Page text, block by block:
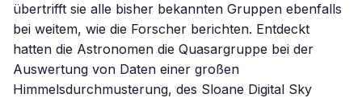
übertrifft sie alle bisher bekannten Gruppen ebenfalls
bei weitem, wie die Forscher berichten. Entdeckt
hatten die Astronomen die Quasargruppe bei der
Auswertung von Daten einer großen
Himmelsdurchmusterung, des Sloane Digital Sky